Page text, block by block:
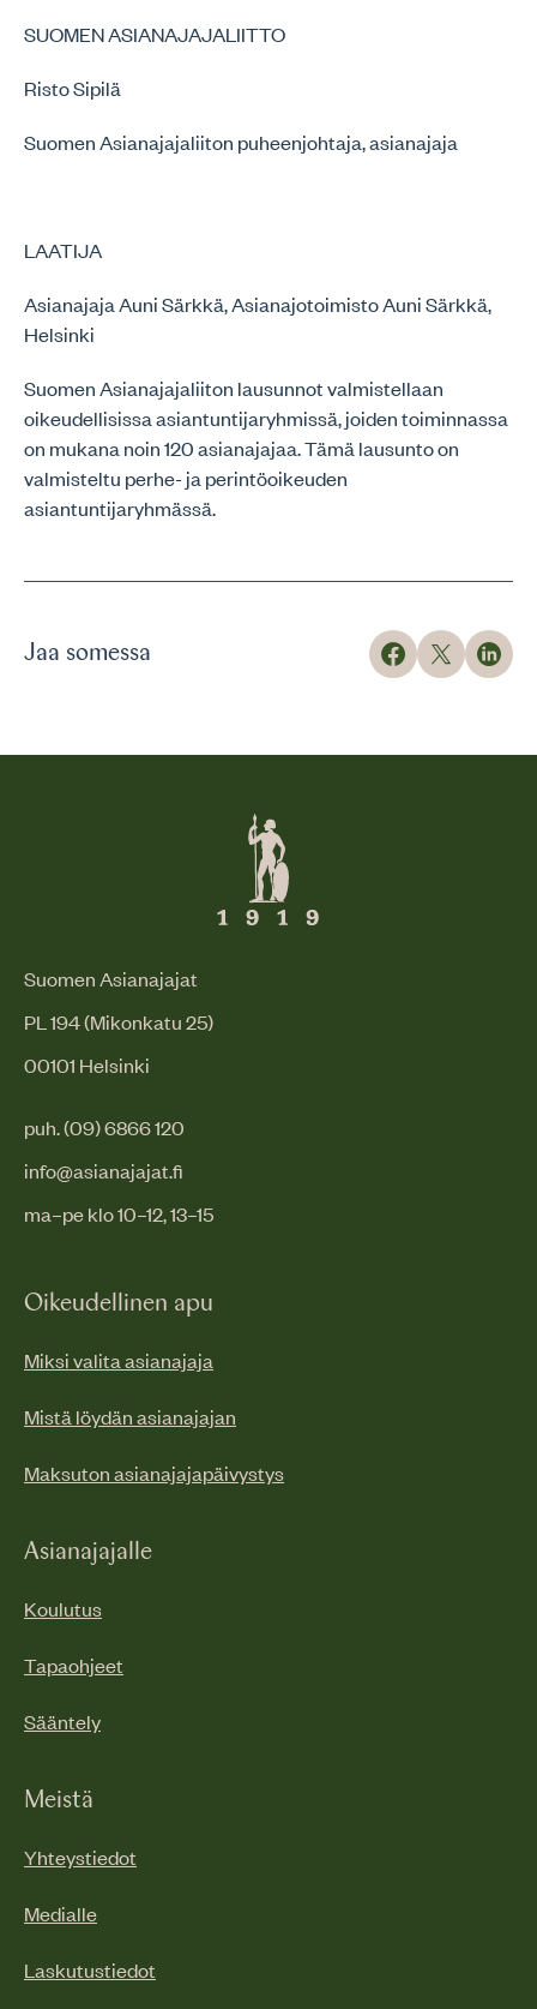
SUOMEN ASIANAJAJALIITTO
Risto Sipilä
Suomen Asianajajaliiton puheenjohtaja, asianajaja
LAATIJA
Asianajaja Auni Särkkä, Asianajotoimisto Auni Särkkä,
Helsinki
Suomen Asianajajaliiton lausunnot valmistellaan
oikeudellisissa asiantuntijaryhmissä, joiden toiminnassa
on mukana noin 120 asianajajaa. Tämä lausunto on
valmisteltu perhe- ja perintöoikeuden
asiantuntijaryhmässä.
Jaa somessa
Suomen Asianajajat
PL 194 (Mikonkatu 25)
00101 Helsinki
puh. (09) 6866 120
info@asianajajat.fi
ma–pe klo 10–12, 13–15
Oikeudellinen apu
Miksi valita asianajaja
Mistä löydän asianajajan
Maksuton asianajajapäivystys
Asianajajalle
Koulutus
Tapaohjeet
Sääntely
Meistä
Yhteystiedot
Medialle
Laskutustiedot